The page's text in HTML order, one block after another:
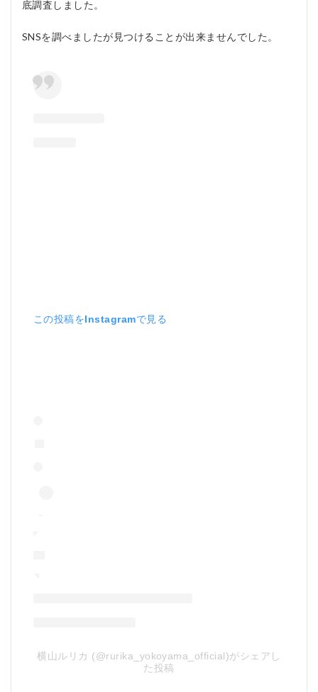
底調査しました。
SNSを調べましたが見つけることが出来ませんでした。
この投稿をInstagramで見る
横山ルリカ (@rurika_yokoyama_official)がシェアし
た投稿